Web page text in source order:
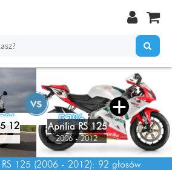
52%
125 Aprilia RS 125
2006 - 2012
+
125 (2006 - 2012): 92 głosów